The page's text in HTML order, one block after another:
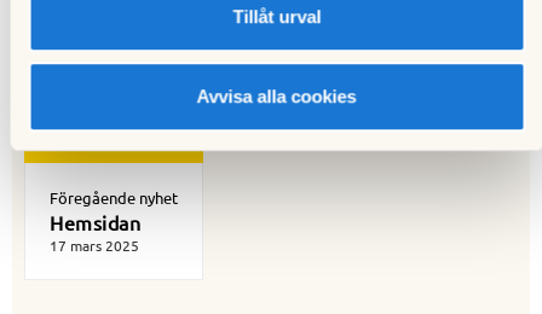
Tillåt urval
Avvisa alla cookies
Föregående nyhet
Hemsidan
17 mars 2025